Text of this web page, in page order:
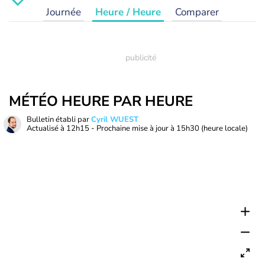
Journée Heure / Heure Comparer
MÉTÉO HEURE PAR HEURE
Bulletin établi parCyril WUEST
Actualisé à 12h15 - Prochaine mise à jour à 15h30 (heure locale)